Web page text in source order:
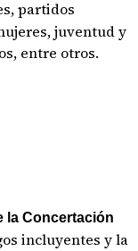
partidos
juventud y
entre otros.
la Concertación
incluyentes y la